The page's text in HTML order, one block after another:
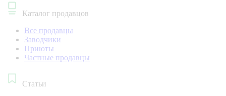
Каталог продавцов
Все продавцы
Заводчики
Приюты
Частные продавцы
Статьи